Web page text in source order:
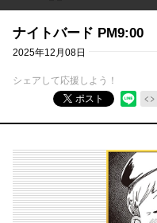
ナイトバード PM9:00
2025年12月08日
シェアして応援しよう！
ポスト